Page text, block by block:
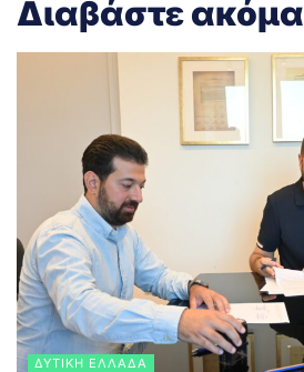
Διαβάστε ακόμα
ΔΥΤΙΚΉ ΕΛΛΆΔΑ